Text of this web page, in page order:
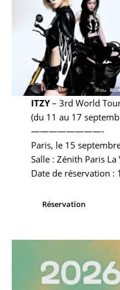
ITZY– 3rd World Tour
(du 11 au 17
————————-
Paris, le 15
Salle : Zénith Paris La
Date de réservation :
Réservation